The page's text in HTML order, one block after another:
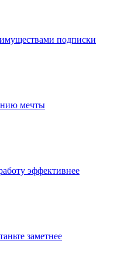
подписки
мечты
эффективнее
заметнее